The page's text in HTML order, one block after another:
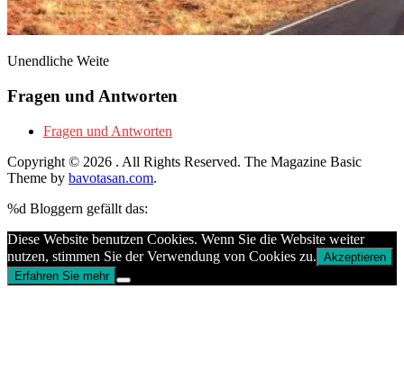
Unendliche Weite
Fragen und Antworten
Fragen und Antworten
Copyright © 2026 . All Rights Reserved. The Magazine Basic
Theme by bavotasan.com.
%d Bloggern gefällt das:
Diese Website benutzen Cookies. Wenn Sie die Website weiter
nutzen, stimmen Sie der Verwendung von Cookies zu. Akzeptieren
Erfahren Sie mehr